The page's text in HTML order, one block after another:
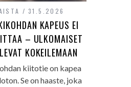
31.5.2026
KAPEUS EI
– ULKOMAISET
KOKEILEMAAN
kiitotie on kapea
Se on haaste, joka